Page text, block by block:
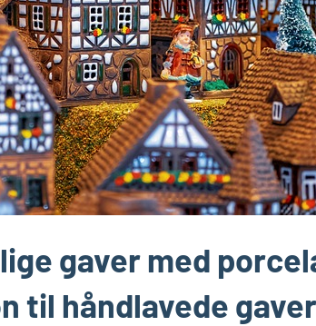
gaver med
til håndlavede gaver